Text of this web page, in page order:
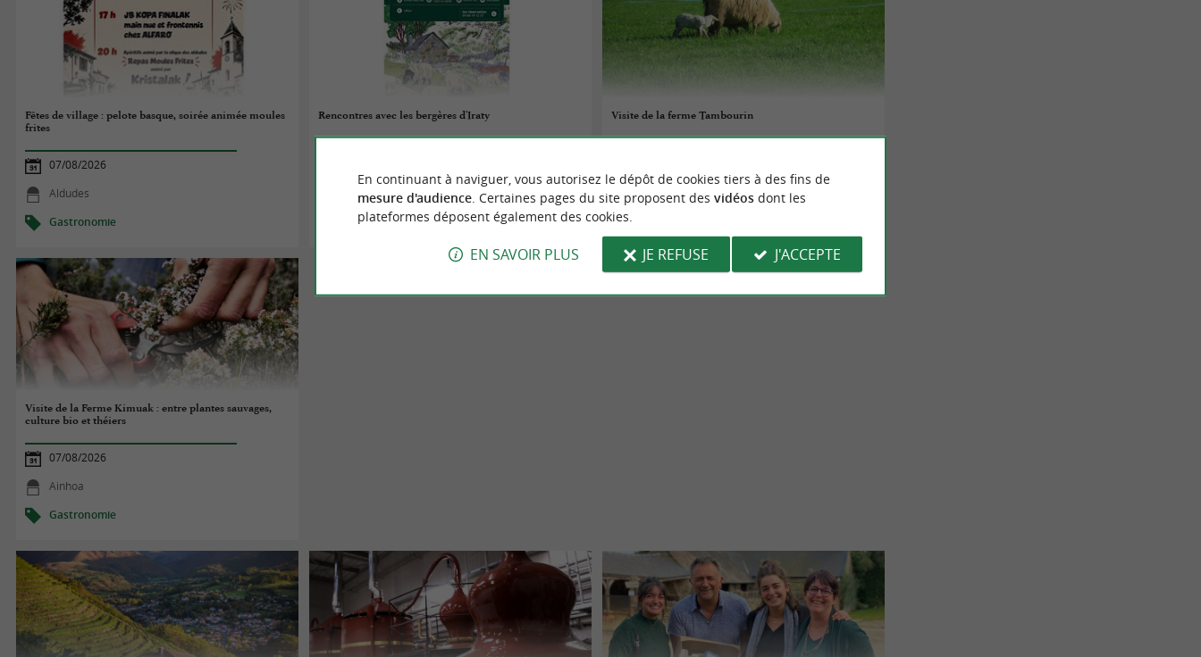
Fêtes de village : pelote basque, soirée animée moules
frites
07/08/2026
Aldudes
Gastronomie
Rencontres avec les bergères d'Iraty
Mendive
Gastronomie
Visite de la ferme Tambourin
Saint-Étienne-de-Baïgorry
Visite de la Ferme Kimuak : entre plantes sauvages,
culture bio et théiers
07/08/2026
Ainhoa
Gastronomie
En continuant à naviguer, vous autorisez le dépôt de cookies tiers à des fins de
mesure d'audience. Certaines pages du site proposent des vidéosdont les
plateformes déposent également des cookies.
EN SAVOIR PLUS JE REFUSE J'ACCEPTE